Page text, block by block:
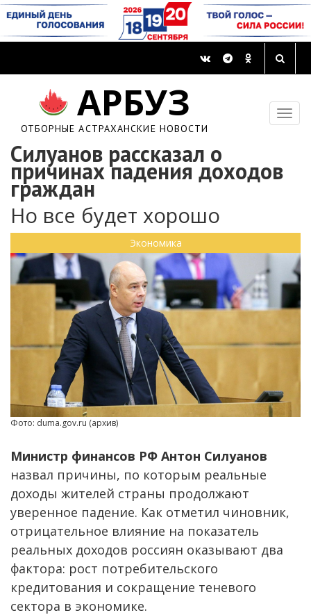
АРБУЗ
ОТБОРНЫЕ АСТРАХАНСКИЕ НОВОСТИ
Силуанов рассказал о
причинах падения доходов
граждан
Но все будет хорошо
Экономика
Фото: duma.gov.ru (архив)
Министр финансов РФ Антон Силуанов
назвал причины, по которым реальные
доходы жителей страны продолжают
уверенное падение. Как отметил чиновник,
отрицательное влияние на показатель
реальных доходов россиян оказывают два
фактора: рост потребительского
кредитования и сокращение теневого
сектора в экономике.